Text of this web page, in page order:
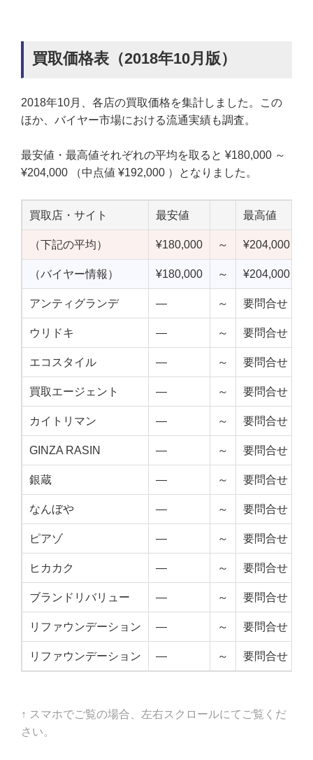
買取価格表（2018年10月版）
2018年10月、各店の買取価格を集計しました。この
ほか、バイヤー市場における流通実績も調査。
最安値・最高値それぞれの平均を取ると ¥180,000 ～
¥204,000 （中点値 ¥192,000 ）となりました。
買取店・サイト 最安値 最高値
（下記の平均） ¥180,000 ～ ¥204,000
（バイヤー情報） ¥180,000 ～ ¥204,000
アンティグランデ — ～ 要問合せ
ウリドキ — ～ 要問合せ
エコスタイル — ～ 要問合せ
買取エージェント — ～ 要問合せ
カイトリマン — ～ 要問合せ
GINZA RASIN — ～ 要問合せ
銀蔵 — ～ 要問合せ
なんぼや — ～ 要問合せ
ピアゾ — ～ 要問合せ
ヒカカク — ～ 要問合せ
ブランドリバリュー — ～ 要問合せ
リファウンデーション — ～ 要問合せ
リファウンデーション — ～ 要問合せ
↑ スマホでご覧の場合、左右スクロールにてご覧くだ
さい。